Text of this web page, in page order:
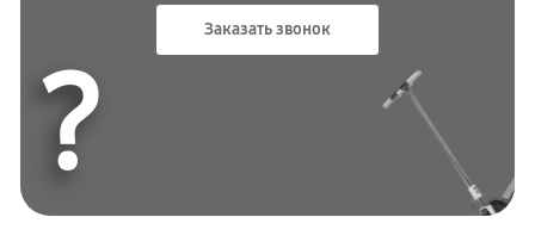
Заказать звонок
?